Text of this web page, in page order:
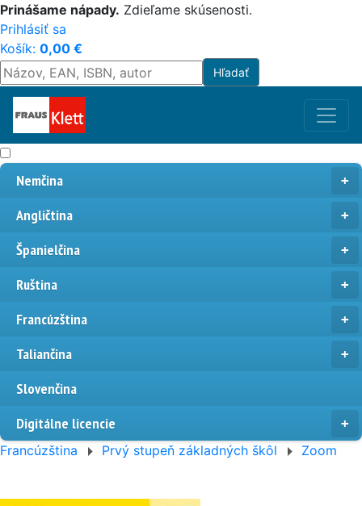
Prinášame nápady. Zdieľame skúsenosti.
Prihlásiť sa
Košík: 0,00 €
Nemčina
Angličtina
Španielčina
Ruština
Francúzština
Taliančina
Slovenčina
Digitálne licencie
Francúzština Prvý stupeň základných škôl Zoom